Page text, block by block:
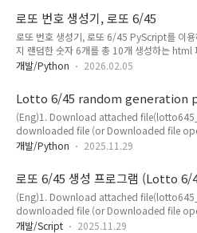
lotto645.tar.gzac) 다운로드 후 터미널 실행
폴더로 이동 후아래와 같이 tar.gz 분할 압축 해
하시면lotto645 실행파일이 만들어집니다.이
면 됩니다. $ cat lotto645.tar.gz* | tar xvzf
붙여넣기 시 "출처: ~~~~~~~~~" 이 부분이 붙
로또 번호 생성기, 로또 6/45
로또 번호 생성기, 로또 6/45 PyScript를 이
지 랜덤한 숫자 6개를 총 10개 생성하는 html
(lotto_645_v31.html) 다운로드 후다운로드
HTML 파일이어서 클릭 시 기본 브라우저가
HTML 소스 : Loading... 로또 6/
version : 0.3.1 date : 2026-..
개발/Python 2026.02.05
Lotto 6/45 random generation
(Eng)1. Download attached
downloaded file (or Downloaded file
[Generation] button (Kor)1. 첨부파일 다운
html source : Loading... 로또 6/
version : 0.1 date : 2025-01-06 (Y-M-D)
개발/Python 2025.11.29
로또 6/45 생성 프로그램 (Lotto
(Eng)1. Download attached
downloaded file (or Downloaded file
[Generation] button (Kor)1. 첨부파일 다운
개발/Script 2025.11.29